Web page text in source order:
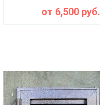
от 6,500руб.